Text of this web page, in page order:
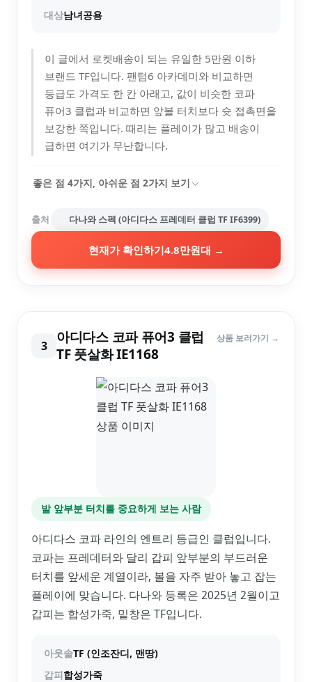
대상남녀공용
이 글에서 로켓배송이 되는 유일한 5만원 이하
브랜드 TF입니다. 팬텀6 아카데미와 비교하면
등급도 가격도 한 칸 아래고, 값이 비슷한 코파
퓨어3 클럽과 비교하면 앞볼 터치보다 슛 접촉면을
보강한 쪽입니다. 때리는 플레이가 많고 배송이
급하면 여기가 무난합니다.
좋은 점 4가지, 아쉬운 점 2가지 보기
출처 다나와 스펙 (아디다스 프레데터 클럽 TF IF6399)
현재가 확인하기4.8만원대 →
3
아디다스 코파 퓨어3 클럽
TF 풋살화 IE1168
상품 보러가기 →
발 앞부분 터치를 중요하게 보는 사람
아디다스 코파 라인의 엔트리 등급인 클럽입니다.
코파는 프레데터와 달리 갑피 앞부분의 부드러운
터치를 앞세운 계열이라, 볼을 자주 받아 놓고 잡는
플레이에 맞습니다. 다나와 등록은 2025년 2월이고
갑피는 합성가죽, 밑창은 TF입니다.
아웃솔TF (인조잔디, 맨땅)
갑피합성가죽